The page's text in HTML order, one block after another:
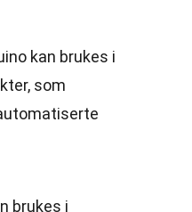
kan brukes i
som
brukes i